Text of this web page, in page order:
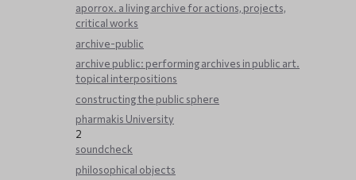
aporrox. a living archive for actions, projects,
critical works
archive-public
archive public: performing archives in public art.
topical interpositions
constructing the public sphere
pharmakis University
2
soundcheck
philosophical objects